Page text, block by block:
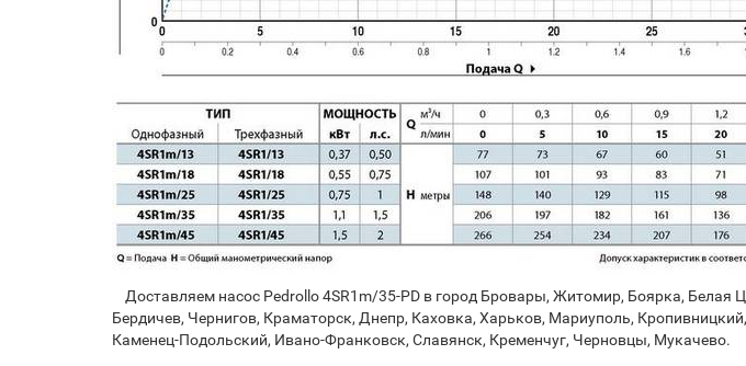
Доставляем насос Pedrollo 4SR1m/35-PD в город Бровары, Житомир, Боярка, Белая
Бердичев, Чернигов, Краматорск, Днепр, Каховка, Харьков, Мариуполь,
Каменец-Подольский, Ивано-Франковск, Славянск, Кременчуг, Черновцы, Мукачево.